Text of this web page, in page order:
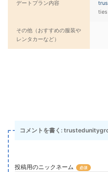
デートプラン内容
その他（おすすめの服装や
レンタカーなど）
コメントを書く:
投稿用のニックネーム